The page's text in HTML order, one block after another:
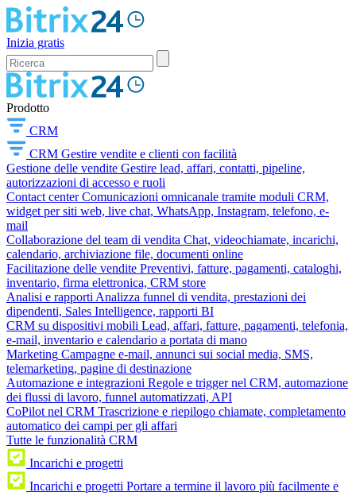
Inizia gratis
Prodotto
CRM
CRM Gestire vendite e clienti con facilità
Gestione delle vendite Gestire lead, affari, contatti, pipeline,
autorizzazioni di accesso e ruoli
Contact center Comunicazioni omnicanale tramite moduli CRM,
widget per siti web, live chat, WhatsApp, Instagram, telefono, e-
mail
Collaborazione del team di vendita Chat, videochiamate, incarichi,
calendario, archiviazione file, documenti online
Facilitazione delle vendite Preventivi, fatture, pagamenti, cataloghi,
inventario, firma elettronica, CRM store
Analisi e rapporti Analizza funnel di vendita, prestazioni dei
dipendenti, Sales Intelligence, rapporti BI
CRM su dispositivi mobili Lead, affari, fatture, pagamenti, telefonia,
e-mail, inventario e calendario a portata di mano
Marketing Campagne e-mail, annunci sui social media, SMS,
telemarketing, pagine di destinazione
Automazione e integrazioni Regole e trigger nel CRM, automazione
dei flussi di lavoro, funnel automatizzati, API
CoPilot nel CRM Trascrizione e riepilogo chiamate, completamento
automatico dei campi per gli affari
Tutte le funzionalità CRM
Incarichi e progetti
Incarichi e progetti Portare a termine il lavoro più facilmente e